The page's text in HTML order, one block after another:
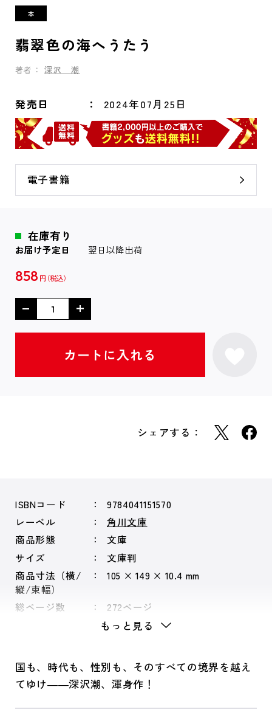
翡翠色の海へうたう
著者： 深沢 潮
発売日 2024年07月25日
電子書籍
在庫有り
お届け予定日 翌日以降出荷
858 円
シェアする：
ISBNコード
9784041151570
レーベル
角川文庫
商品形態
文庫
サイズ
文庫判
商品寸法（横/
縦/束幅）
105 × 149 × 10.4 mm
総ページ数 272ページ
もっと見る
国も、時代も、性別も、そのすべての境界を越え
てゆけ――深沢潮、渾身作！